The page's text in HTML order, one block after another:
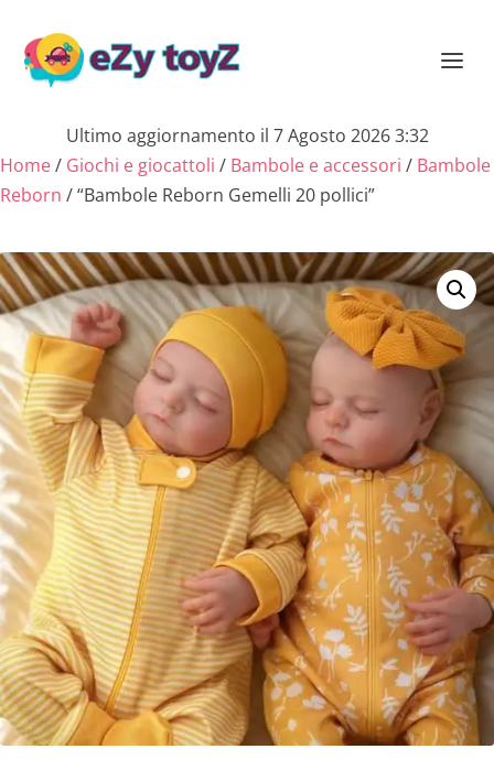
Ultimo aggiornamento il 7 Agosto 2026 3:32
Home/ Giochi e giocattoli / Bambole e accessori / Bambole
Reborn / “Bambole Reborn Gemelli 20 pollici”